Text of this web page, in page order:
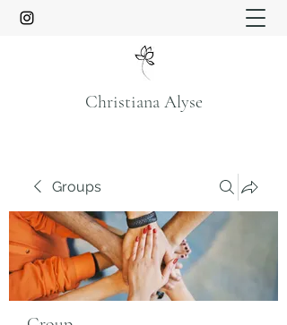
Christiana Alyse
Groups